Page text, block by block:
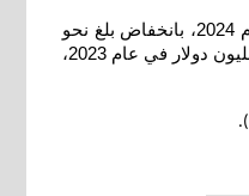
وأظهرت بيانات التجارة الدولية أمس إن (قيمة واردات العراق من الطماطم الطازجة أو المبردة بلغت 7.542 ملايين دولار خلال العام الماضي، مقارنة بـ15.359 مليون دولار في عام 2024، بانخفاض بلغ نحو
50.9 بالمئة). وأضافت إن (واردات العراق من الطماطم بلغت 163.719 مليون دولار في عام 2021، قبل إن تنخفض إلى 115.199 مليون دولار في عام 2022، ثم ترتفع إلى 156.574 مليون دولار في عام 2023،
).